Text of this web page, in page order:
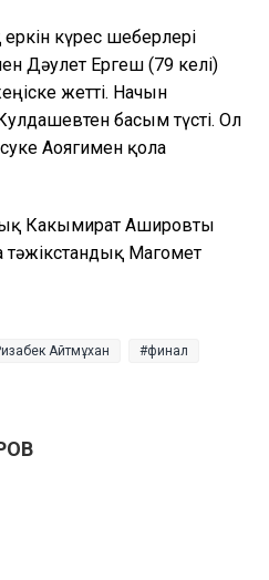
күрес шеберлері
Дәулет Ергеш (79 келі)
жетті. Начын
басым түсті. Ол
Аоягимен қола
Какымират Ашировты
тәжікстандық Магомет
Айтмұхан финал